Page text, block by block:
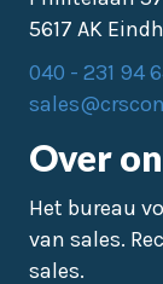
5617 AK
040 - 231 94
Over
Het bureau
van sales.
sales.